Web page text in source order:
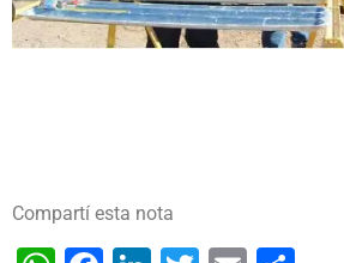
Compartí esta nota